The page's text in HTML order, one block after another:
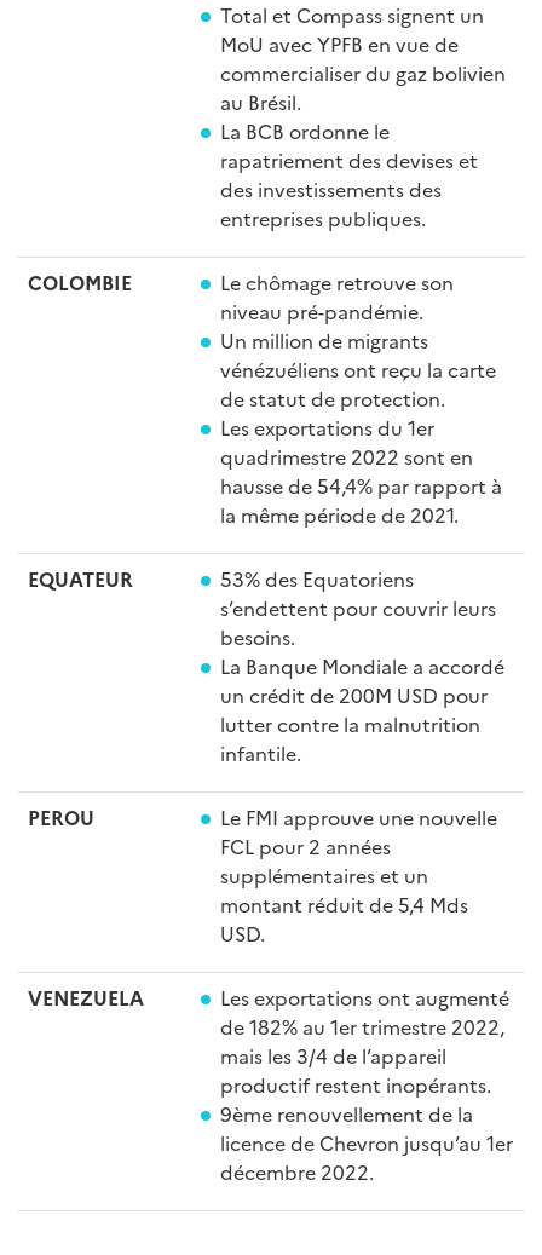
Total et Compass signent un
MoU avec YPFB en vue de
commercialiser du gaz bolivien
au Brésil.
La BCB ordonne le
rapatriement des devises et
des investissements des
entreprises publiques.
COLOMBIE
Le chômage retrouve son
niveau pré-pandémie.
Un million de migrants
vénézuéliens ont reçu la carte
de statut de protection.
Les exportations du 1er
quadrimestre 2022 sont en
hausse de 54,4% par rapport à
la même période de 2021.
EQUATEUR
53% des Equatoriens
s’endettent pour couvrir leurs
besoins.
La Banque Mondiale a accordé
un crédit de 200M USD pour
lutter contre la malnutrition
infantile.
PEROU
Le FMI approuve une nouvelle
FCL pour 2 années
supplémentaires et un
montant réduit de 5,4 Mds
USD.
VENEZUELA
Les exportations ont augmenté
de 182% au 1er trimestre 2022,
mais les 3/4 de l’appareil
productif restent inopérants.
9ème renouvellement de la
licence de Chevron jusqu’au 1er
décembre 2022.